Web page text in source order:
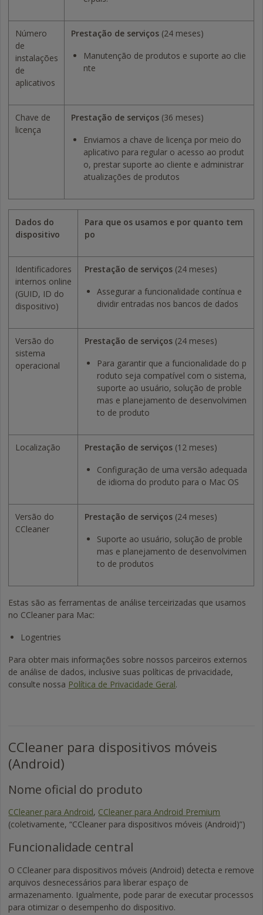
Número
de
instalações
de
aplicativos
Prestação de serviços (24 meses)
Manutenção de produtos e suporte ao clie
nte
Chave de
licença
Prestação de serviços (36 meses)
Enviamos a chave de licença por meio do
aplicativo para regular o acesso ao produt
o, prestar suporte ao cliente e administrar
atualizações de produtos
Dados do
dispositivo
Para que os usamos e por quanto tem
po
Identificadores
internos online
(GUID, ID do
dispositivo)
Prestação de serviços (24 meses)
Assegurar a funcionalidade contínua e
dividir entradas nos bancos de dados
Versão do
sistema
operacional
Prestação de serviços (24 meses)
Para garantir que a funcionalidade do p
roduto seja compatível com o sistema,
suporte ao usuário, solução de proble
mas e planejamento de desenvolvimen
to de produto
Localização Prestação de serviços (12 meses)
Configuração de uma versão adequada
de idioma do produto para o Mac OS
Versão do
CCleaner
Prestação de serviços (24 meses)
Suporte ao usuário, solução de proble
mas e planejamento de desenvolvimen
to de produtos
Estas são as ferramentas de análise terceirizadas que usamos
no CCleaner para Mac:
Logentries
Para obter mais informações sobre nossos parceiros externos
de análise de dados, inclusive suas políticas de privacidade,
consulte nossa Política de Privacidade Geral.
CCleaner para dispositivos móveis
(Android)
Nome oficial do produto
CCleaner para Android, CCleaner para Android Premium
(coletivamente, “CCleaner para dispositivos móveis (Android)”)
Funcionalidade central
O CCleaner para dispositivos móveis (Android) detecta e remove
arquivos desnecessários para liberar espaço de
armazenamento. Igualmente, pode parar de executar processos
para otimizar o desempenho do dispositivo.